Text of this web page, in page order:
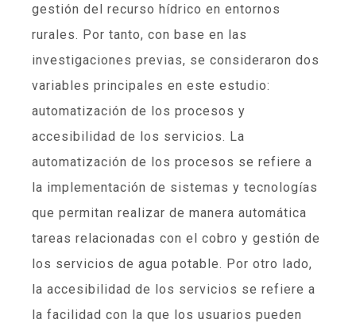
gestión del recurso hídrico en entornos
rurales. Por tanto, con base en las
investigaciones previas, se consideraron dos
variables principales en este estudio:
automatización de los procesos y
accesibilidad de los servicios. La
automatización de los procesos se refiere a
la implementación de sistemas y tecnologías
que permitan realizar de manera automática
tareas relacionadas con el cobro y gestión de
los servicios de agua potable. Por otro lado,
la accesibilidad de los servicios se refiere a
la facilidad con la que los usuarios pueden